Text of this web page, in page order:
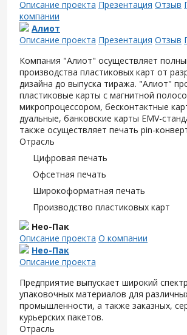
Описание проекта Презентация Отзыв
компании
Алиот
Описание проекта Презентация Отзыв
Компания "Алиот" осуществляет
производства пластиковых карт от
дизайна до выпуска тиража. "Алиот"
пластиковые карты с магнитной
микропроцессором, бесконтактные
дуальные, банковские карты EMV-
также осуществляет печать pin-
Отрасль
Цифровая печать
Офсетная печать
Широкоформатная печать
Производство пластиковых карт
Нео-Пак
Описание проекта О компании
Нео-Пак
Описание проекта
Предприятие выпускает широкий
упаковочных материалов для
промышленности, а также заказных,
курьерских пакетов.
Отрасль